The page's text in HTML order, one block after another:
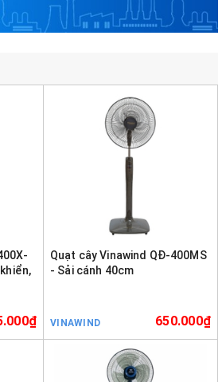
Quạt cây Vinawind QĐ-400MS
- Sải cánh 40cm
VINAWIND 650.000₫